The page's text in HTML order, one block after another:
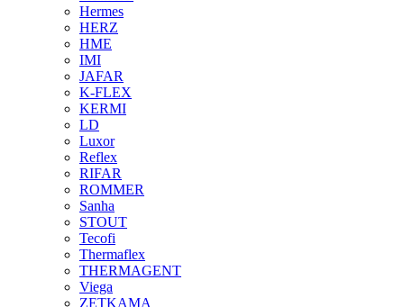
Hermes
HERZ
HME
IMI
JAFAR
K-FLEX
KERMI
LD
Luxor
Reflex
RIFAR
ROMMER
Sanha
STOUT
Tecofi
Thermaflex
THERMAGENT
Viega
ZETKAMA